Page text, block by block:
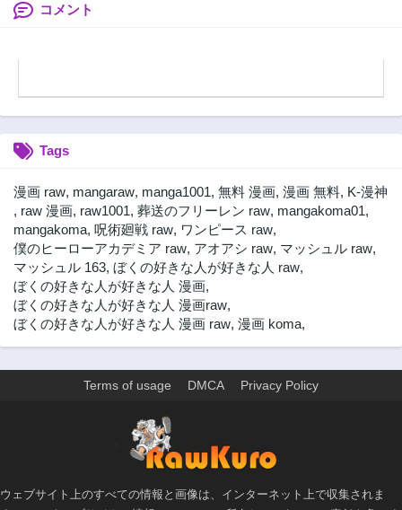
第17話
第11話
第9話
3ヶ月前
第8話
3ヶ月前
第7話
3ヶ月前
第6話
3ヶ月前
コメント
Tags
漫画 raw, mangaraw, manga1001, 無料 漫画, 漫画 無料, K-漫神
, raw 漫画, raw1001, 葬送のフリーレン raw, mangakoma01,
mangakoma, 呪術廻戦 raw, ワンピース raw,
僕のヒーローアカデミア raw, アオアシ raw, マッシュル raw,
マッシュル 163, ぼくの好きな人が好きな人 raw,
ぼくの好きな人が好きな人 漫画,
ぼくの好きな人が好きな人 漫画raw,
ぼくの好きな人が好きな人 漫画 raw, 漫画 koma,
Terms of usage DMCA Privacy Policy
ウェブサイト上のすべての情報と画像は、インターネット上で収集されま